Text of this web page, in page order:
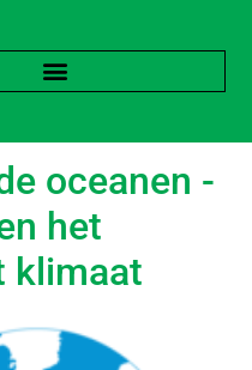
oceanen -
het
klimaat